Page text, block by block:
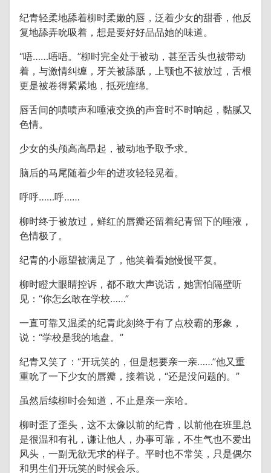
纪青轻柔地舔着柳时柔嫩的唇，泛着少女的甜香，他反
复地舔弄吮吸着，想是要好好品品她的味道。
“唔……唔唔。”柳时完全处于被动，甚至舌头也被带动
着，与激情纠缠，牙关被舔舐，上颚也不被放过，舌根
更是被卷得紧紧地，抵死缠绵。
唇舌间的啧啧声和唾液交换的声音时不时响起，黏腻又
色情。
少女的头颅高高昂起，被动地予取予求。
脑后的马尾随着少年的进攻轻轻晃着。
呼呼……呼……
柳时终于被放过，鲜红的唇瓣还留着纪青留下的唾液，
色情极了。
纪青的小愿望被满足了，他笑着看她慢慢平复。
柳时瞪大眼睛控诉，都不敢大声说话，她害怕隔壁听
见：“你怎幺敢在学校……”
一直可靠又温柔的纪青此刻终于有了点校霸的形象，
说：“学校是我的地盘。”
纪青又笑了：“开玩笑的，但是想要亲一亲……”他又重
重吮了一下少女的唇瓣，接着说，“还是没问题的。”
虽然后续柳时会知道，不止是亲一亲哈。
柳时歪了歪头，这不太像以前的纪青，以前他在班里总
是很温和有礼，谦让他人，办事可靠，不生气也不爱出
风头，一副无欲无求的样子。平时也不常笑，只是偶尔
和男生们开玩笑的时候会乐。